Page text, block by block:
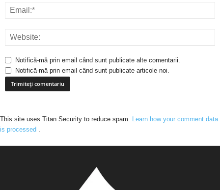
Notifică-mă prin email când sunt publicate alte comentarii.
Notifică-mă prin email când sunt publicate articole noi.
This site uses Titan Security to reduce spam. Learn how your comment data
is processed .